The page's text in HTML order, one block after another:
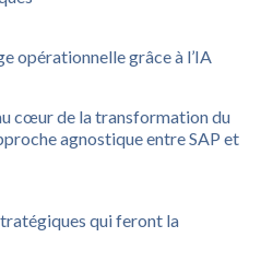
opérationnelle grâce à l’IA
cœur de la transformation du
agnostique entre SAP et
qui feront la